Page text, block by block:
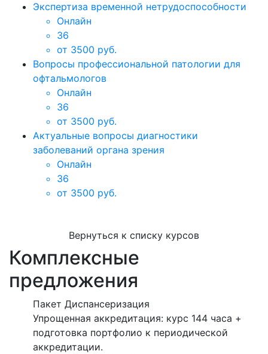
Экспертиза временной нетрудоспособности
Онлайн
36
от 3500 руб.
Вопросы профессиональной патологии для
офтальмологов
Онлайн
36
от 3500 руб.
Актуальные вопросы диагностики
заболеваний органа зрения
Онлайн
36
от 3500 руб.
Вернуться к списку курсов
Комплексные
предложения
Пакет Диспансеризация
Упрощенная аккредитация: курс 144 часа +
подготовка портфолио к периодической
аккредитации.